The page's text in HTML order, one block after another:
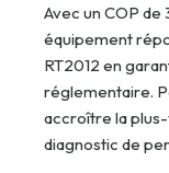
Avec un COP de
équipement
RT2012 en
réglementaire.
accroître la plus-
diagnostic de